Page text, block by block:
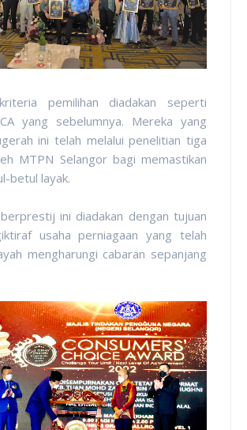
pemilihan diadakan seperti
yang sebelumnya. Mereka yang
ini telah melalui penelitian tiga
MTPN Selangor bagi memastikan
betul layak.
ini diadakan dengan tujuan
usaha perniagaan yang telah
mengharungi cabaran sepanjang